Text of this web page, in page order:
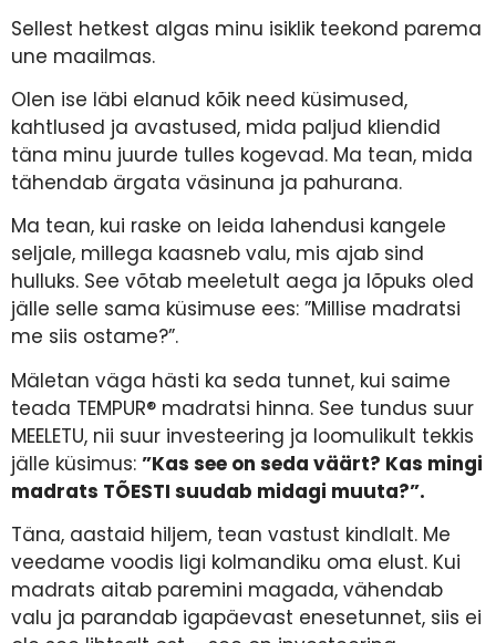
Sellest hetkest algas minu isiklik teekond parema
une maailmas.
Olen ise läbi elanud kõik need küsimused,
kahtlused ja avastused, mida paljud kliendid
täna minu juurde tulles kogevad. Ma tean, mida
tähendab ärgata väsinuna ja pahurana.
Ma tean, kui raske on leida lahendusi kangele
seljale, millega kaasneb valu, mis ajab sind
hulluks. See võtab meeletult aega ja lõpuks oled
jälle selle sama küsimuse ees: ”Millise madratsi
me siis ostame?”.
Mäletan väga hästi ka seda tunnet, kui saime
teada TEMPUR® madratsi hinna. See tundus suur
MEELETU, nii suur investeering ja loomulikult tekkis
jälle küsimus: ”Kas see on seda väärt? Kas mingi
madrats TÕESTI suudab midagi muuta?”.
Täna, aastaid hiljem, tean vastust kindlalt. Me
veedame voodis ligi kolmandiku oma elust. Kui
madrats aitab paremini magada, vähendab
valu ja parandab igapäevast enesetunnet, siis ei